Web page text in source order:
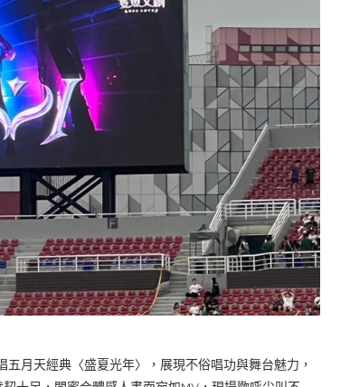
月天經典〈盛夏光年〉，展現不俗唱功與舞台魅力，